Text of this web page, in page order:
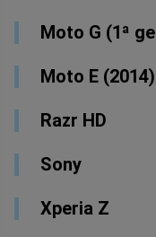
Moto G (1ª
Moto E (2014)
Razr HD
Sony
Xperia Z